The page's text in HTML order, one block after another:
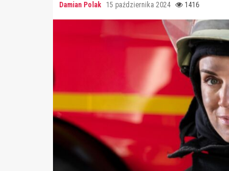
Damian Polak 15 października 2024 1416